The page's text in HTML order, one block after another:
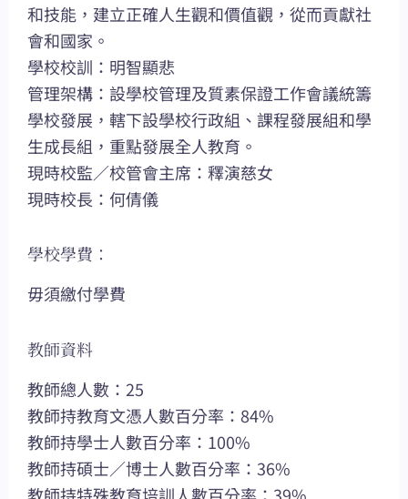
和技能，建立正確人生觀和價值觀，從而貢獻社
會和國家。
學校校訓：明智顯悲
管理架構：設學校管理及質素保證工作會議統籌
學校發展，轄下設學校行政組、課程發展組和學
生成長組，重點發展全人教育。
現時校監／校管會主席：釋演慈女
現時校長：何倩儀
學校學費：
毋須繳付學費
教師資料
教師總人數：25
教師持教育文憑人數百分率：84%
教師持學士人數百分率：100%
教師持碩士／博士人數百分率：36%
教師持特殊教育培訓人數百分率：39%